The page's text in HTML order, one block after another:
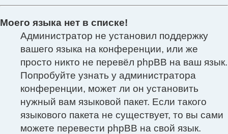
Моего языка нет в списке!
Администратор не установил поддержку
вашего языка на конференции, или же
просто никто не перевёл phpBB на ваш язык.
Попробуйте узнать у администратора
конференции, может ли он установить
нужный вам языковой пакет. Если такого
языкового пакета не существует, то вы сами
можете перевести phpBB на свой язык.